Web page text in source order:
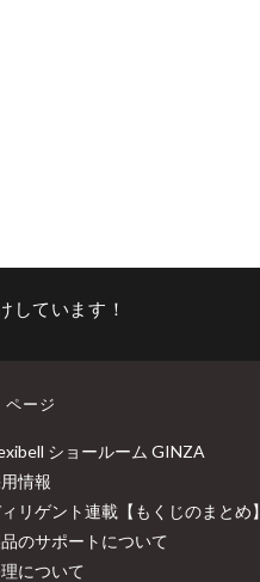
しています！
ページ
ショールーム GINZA
情報
リゲント連載【もくじのまとめ】
のサポートについて
について